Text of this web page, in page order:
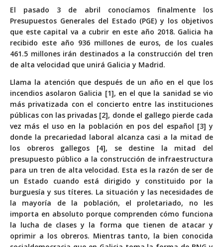
El pasado 3 de abril conocíamos finalmente los
Presupuestos Generales del Estado (PGE) y los objetivos
que este capital va a cubrir en este año 2018. Galicia ha
recibido este año 936 millones de euros, de los cuales
461.5 millones irán destinados a la construcción del tren
de alta velocidad que unirá Galicia y Madrid.
Llama la atención que después de un año en el que los
incendios asolaron Galicia [1], en el que la sanidad se vio
más privatizada con el concierto entre las instituciones
públicas con las privadas [2], donde el gallego pierde cada
vez más el uso en la población en pos del español [3] y
donde la precariedad laboral alcanza casi a la mitad de
los obreros gallegos [4], se destine la mitad del
presupuesto público a la construcción de infraestructura
para un tren de alta velocidad. Esta es la razón de ser de
un Estado cuando está dirigido y constituido por la
burguesía y sus títeres. La situación y las necesidades de
la mayoría de la población, el proletariado, no les
importa en absoluto porque comprenden cómo funciona
la lucha de clases y la forma que tienen de atacar y
oprimir a los obreros. Mientras tanto, la bien conocida